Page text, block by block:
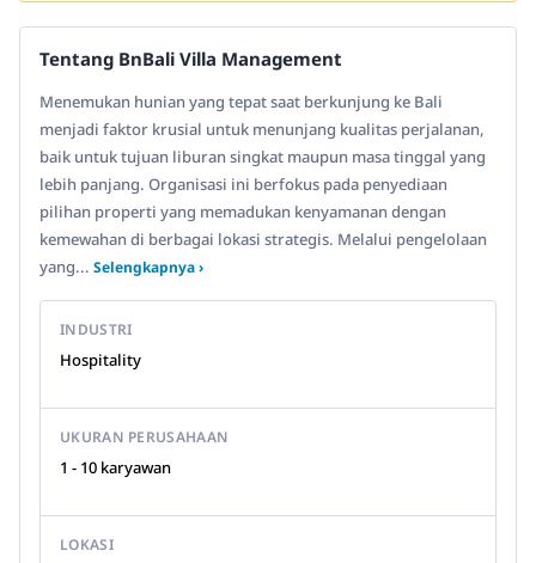
Tentang BnBali Villa Management
Menemukan hunian yang tepat saat berkunjung ke Bali
menjadi faktor krusial untuk menunjang kualitas perjalanan,
baik untuk tujuan liburan singkat maupun masa tinggal yang
lebih panjang. Organisasi ini berfokus pada penyediaan
pilihan properti yang memadukan kenyamanan dengan
kemewahan di berbagai lokasi strategis. Melalui pengelolaan
yang... Selengkapnya ›
INDUSTRI
Hospitality
UKURAN PERUSAHAAN
1 - 10 karyawan
LOKASI